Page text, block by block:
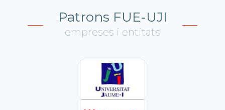
Patrons FUE-UJI
empreses i entitats